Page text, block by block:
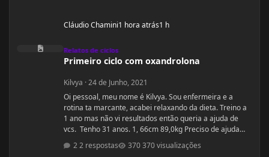
Cláudio Chamini1 hora atrás1 h
Primeiro ciclo com oxandrolona
Relatos de ciclos
Primeiro ciclo com oxandrolona
Kilvya ·24 de Junho, 2021
Oi pessoal, meu nome é Kilvya. Sou enfermeira e a
rotina ta marcante, acabei relaxando da dieta. Treino a
1 ano mas não vi resultados então queria a ajuda de
vcs. Tenho 31 anos. 1, 66cm 89,0kg Preciso de ajuda
começar junto com vcs do zero.
2 respostas 370 visualizações